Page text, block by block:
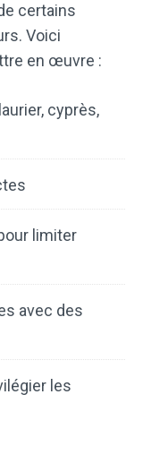
certains
Voici
en œuvre :
cyprès,
limiter
avec des
les